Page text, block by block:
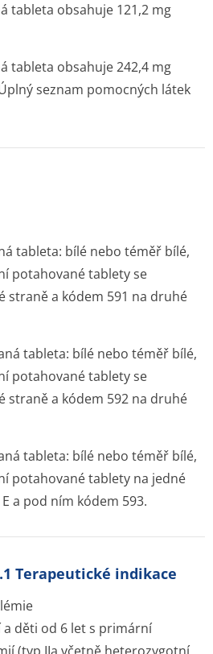
tableta obsahuje 121,2 mg
tableta obsahuje 242,4 mg
seznam pomocných látek
tableta: bílé nebo téměř bílé,
potahované tablety se
straně a kódem 591 na druhé
tableta: bílé nebo téměř bílé,
potahované tablety se
straně a kódem 592 na druhé
tableta: bílé nebo téměř bílé,
potahované tablety na jedné
a pod ním kódem 593.
Terapeutické indikace
a děti od 6 let s primární